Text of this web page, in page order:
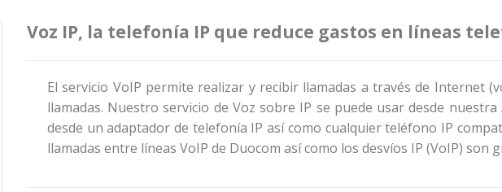
Voz IP, la telefonía IP que reduce gastos en líneas
El servicio VoIP permite realizar y recibir llamadas a través de Internet
llamadas. Nuestro servicio de Voz sobre IP se puede usar desde
desde un adaptador de telefonía IP así como cualquier teléfono IP
llamadas entre líneas VoIP de Duocom así como los desvíos IP (VoIP) son